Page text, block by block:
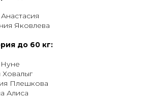
Яковлева
до 60 кг:
Нуне
Ховалыг
Плешкова
Алиса